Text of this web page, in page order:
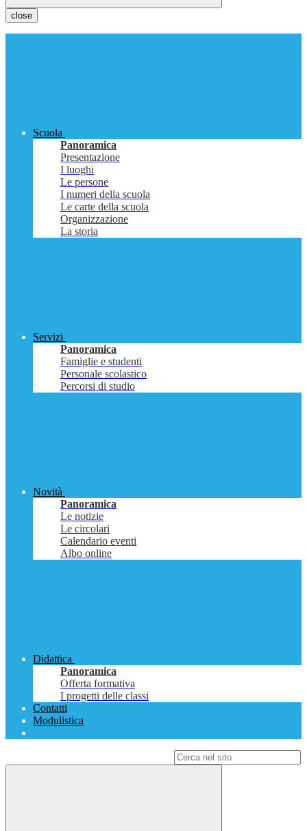
close
Scuola
Panoramica
Presentazione
I luoghi
Le persone
I numeri della scuola
Le carte della scuola
Organizzazione
La storia
Servizi
Panoramica
Famiglie e studenti
Personale scolastico
Percorsi di studio
Novità
Panoramica
Le notizie
Le circolari
Calendario eventi
Albo online
Didattica
Panoramica
Offerta formativa
I progetti delle classi
Contatti
Modulistica